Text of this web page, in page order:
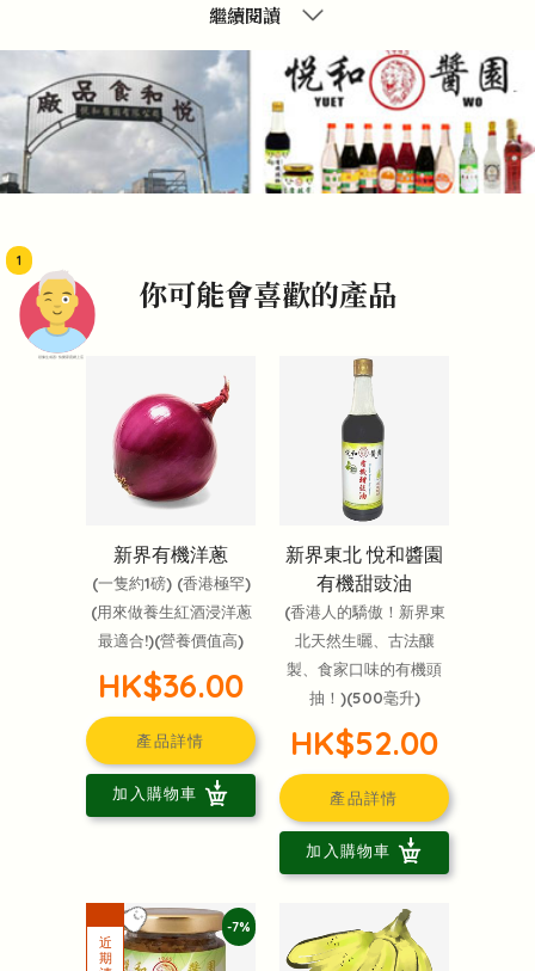
頭像生成器: 快樂家庭網上店
1
繼續閱讀
你可能會喜歡的產品
新界有機洋蔥
(一隻約1磅) (香港極罕)
(用來做養生紅酒浸洋蔥
最適合!)(營養價值高)
HK$36.00
產品詳情
加入購物車
新界東北 悅和醬園
有機甜豉油
(香港人的驕傲！新界東
北天然生曬、古法釀
製、食家口味的有機頭
抽！)(500毫升)
HK$52.00
產品詳情
加入購物車
-7%